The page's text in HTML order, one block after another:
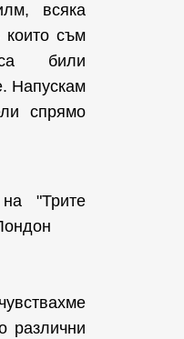
всяка
които съм
били
Напускам
спрямо
"Трите
различни